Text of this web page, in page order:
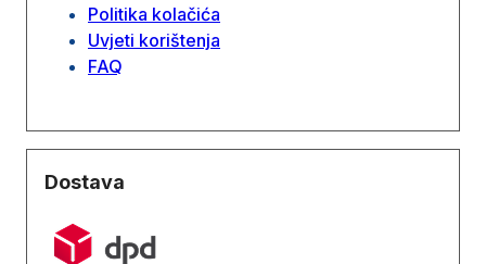
Politika kolačića
Uvjeti korištenja
FAQ
Dostava